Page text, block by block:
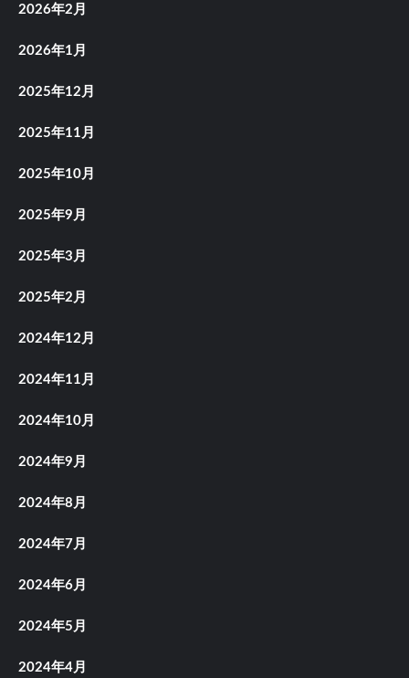
2026年2月
2026年1月
2025年12月
2025年11月
2025年10月
2025年9月
2025年3月
2025年2月
2024年12月
2024年11月
2024年10月
2024年9月
2024年8月
2024年7月
2024年6月
2024年5月
2024年4月